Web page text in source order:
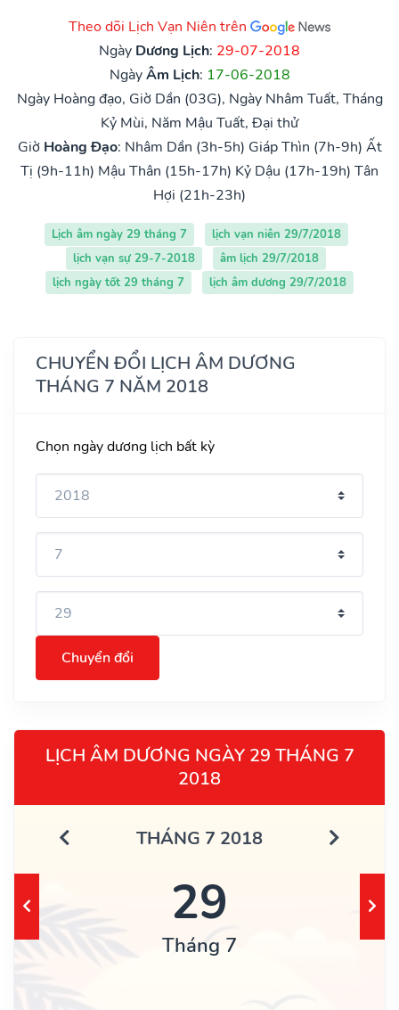
Theo dõi Lịch Vạn Niên trên
Ngày Dương Lịch: 29-07-2018
NgàyÂm Lịch: 17-06-2018
Ngày Hoàng đạo, Giờ Dần (03G), Ngày Nhâm Tuất, Tháng
Kỷ Mùi, Năm Mậu Tuất, Đại thử
Giờ Hoàng Đạo: Nhâm Dần (3h-5h) Giáp Thìn (7h-9h) Ất
Tị (9h-11h) Mậu Thân (15h-17h) Kỷ Dậu (17h-19h) Tân
Hợi (21h-23h)
Lịch âm ngày 29 tháng 7
lịch vạn niên 29/7/2018
lịch vạn sự 29-7-2018
âm lịch 29/7/2018
lịch ngày tốt 29 tháng 7
lịch âm dương 29/7/2018
CHUYỂN ĐỔI LỊCH ÂM DƯƠNG
THÁNG 7 NĂM 2018
Chọn ngày dương lịch bất kỳ
Chuyển đổi
LỊCH ÂM DƯƠNG NGÀY 29 THÁNG 7
2018
THÁNG 7 2018
29
Tháng 7